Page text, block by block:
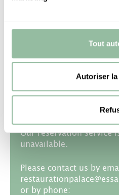
Tout
Autoriser
BY TELEPHONE
Our reservation service
unavailable.
Please contact us by
or by phone: